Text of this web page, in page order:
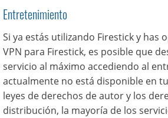
Entretenimiento
Si ya estás utilizando Firestick y has
VPN para Firestick, es posible que
servicio al máximo accediendo al
actualmente no está disponible en
leyes de derechos de autor y los
distribución, la mayoría de los